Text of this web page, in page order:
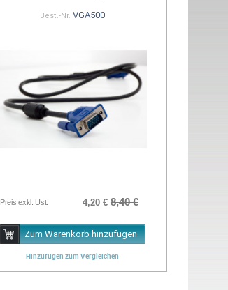
Best.-Nr.VGA500
Preis exkl. Ust. 4,20 € 8,40 €
Zum Warenkorb hinzufügen
Hinzufügen zum Vergleichen